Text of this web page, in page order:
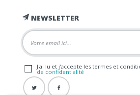
NEWSLETTER
J'ai lu et j'accepte les termes et
de confidentialité